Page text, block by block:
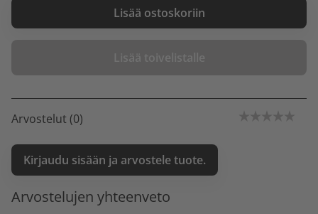
Lisää ostoskoriin
Lisää toivelistalle
Arvostelut (0)
Kirjaudu sisään ja arvostele tuote.
Arvostelujen yhteenveto